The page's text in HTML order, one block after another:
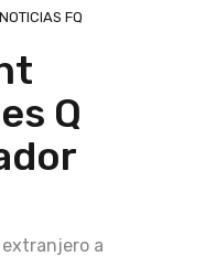
NOTICIAS FQ
Q
a